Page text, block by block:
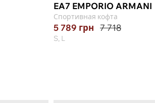
EA7 EMPORIO ARMANI
Спортивная кофта
5 789 грн 7 718
S, L